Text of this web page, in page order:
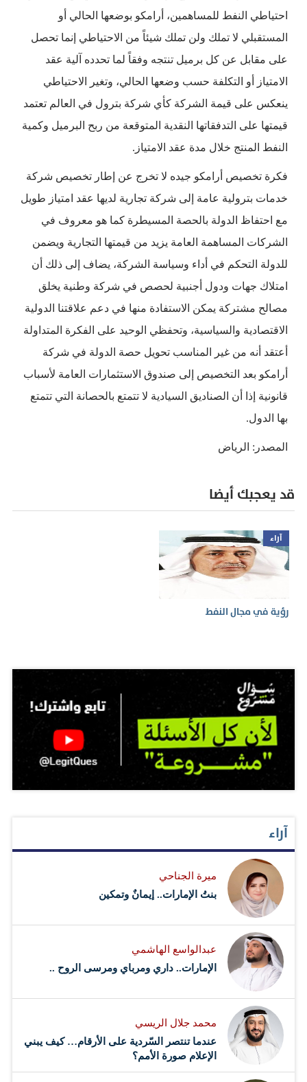
احتياطي النفط للمساهمين، أرامكو بوضعها الحالي أو
المستقبلي لا تملك ولن تملك شيئاً من الاحتياطي إنما تحصل
على مقابل عن كل برميل تنتجه وفقاً لما تحدده آلية عقد
الامتياز أو التكلفة حسب وضعها الحالي، وتغير الاحتياطي
ينعكس على قيمة الشركة كأي شركة بترول في العالم تعتمد
قيمتها على التدفقاتها النقدية المتوقعة من ربح البرميل وكمية
النفط المنتج خلال مدة عقد الامتياز.
فكرة تخصيص أرامكو جيده لا تخرج عن إطار تخصيص شركة
خدمات بترولية عامة إلى شركة تجارية لديها عقد امتياز طويل
مع احتفاظ الدولة بالحصة المسيطرة كما هو معروف في
الشركات المساهمة العامة يزيد من قيمتها التجارية ويضمن
للدولة التحكم في أداء وسياسة الشركة، يضاف إلى ذلك أن
امتلاك جهات ودول أجنبية لحصص في شركة وطنية يخلق
مصالح مشتركة يمكن الاستفادة منها في دعم علاقتنا الدولية
الاقتصادية والسياسية، وتحفظي الوحيد على الفكرة المتداولة
أعتقد أنه من غير المناسب تحويل حصة الدولة في شركة
أرامكو بعد التخصيص إلى صندوق الاستثمارات العامة لأسباب
قانونية إذا أن الصناديق السيادية لا تتمتع بالحصانة التي تتمتع
بها الدول.
المصدر: الرياض
قد يعجبك أيضا
آراء
رؤية في مجال النفط
آراء
ميرة الجناحي
بنتُ الإمارات.. إيمانٌ وتمكين
عبدالواسع الهاشمي
الإمارات.. داري ومرباي ومرسى الروح ..
محمد جلال الريسي
عندما تنتصر السّردية على الأرقام… كيف يبني
الإعلام صورة الأمم؟